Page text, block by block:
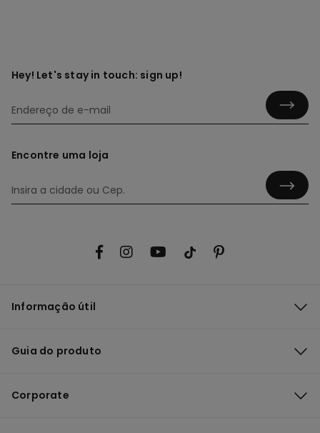
Hey! Let's stay in touch: sign up!
Encontre uma loja
Informação útil
Guia do produto
Corporate